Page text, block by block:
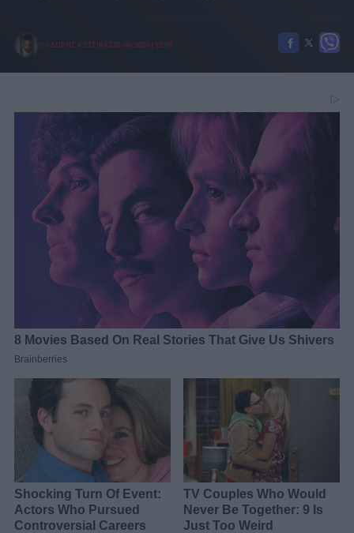
ΘΟΔΩΡΗΣ ΚΩΤΣΙΚΑΣ 21/06/2026 12:06